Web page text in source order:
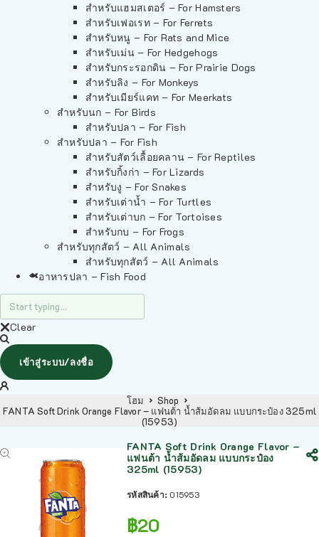
สำหรับแฮมสเตอร์ – For Hamsters
สำหรับเฟอเรท – For Ferrets
สำหรับหนู – For Rats and Mice
สำหรับเม่น – For Hedgehogs
สำหรับกระรอกดิน – For Prairie Dogs
สำหรับลิง – For Monkeys
สำหรับเมียร์แคท – For Meerkats
สำหรับนก – For Birds
สำหรับปลา – For Fish
สำหรับปลา – For Fish
สำหรับสัตว์เลื้อยคลาน – For Reptiles
สำหรับกิ้งก่า – For Lizards
สำหรับงู – For Snakes
สำหรับเต่าน้ำ – For Turtles
สำหรับเต่าบก – For Tortoises
สำหรับกบ – For Frogs
สำหรับทุกสัตว์ – All Animals
สำหรับทุกสัตว์ – All Animals
อาหารปลา – Fish Food
Clear
เข้าสู่ระบบ/ลงชื่อ
โฮม
Shop
FANTA Soft Drink Orange Flavor – แฟนต้า น้ำส้มอัดลม แบบกระป๋อง 325ml
(15953)
FANTA Soft Drink Orange Flavor –
แฟนต้า น้ำส้มอัดลม แบบกระป๋อง
325ml (15953)
รหัสสินค้า: 015953
฿20